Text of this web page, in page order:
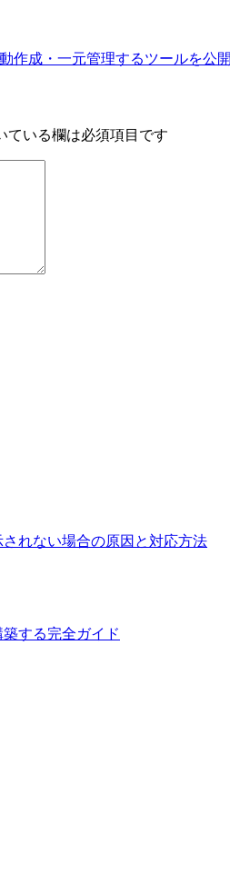
作成・一元管理するツールを公開
ている欄は必須項目です
されない場合の原因と対応方法
する完全ガイド